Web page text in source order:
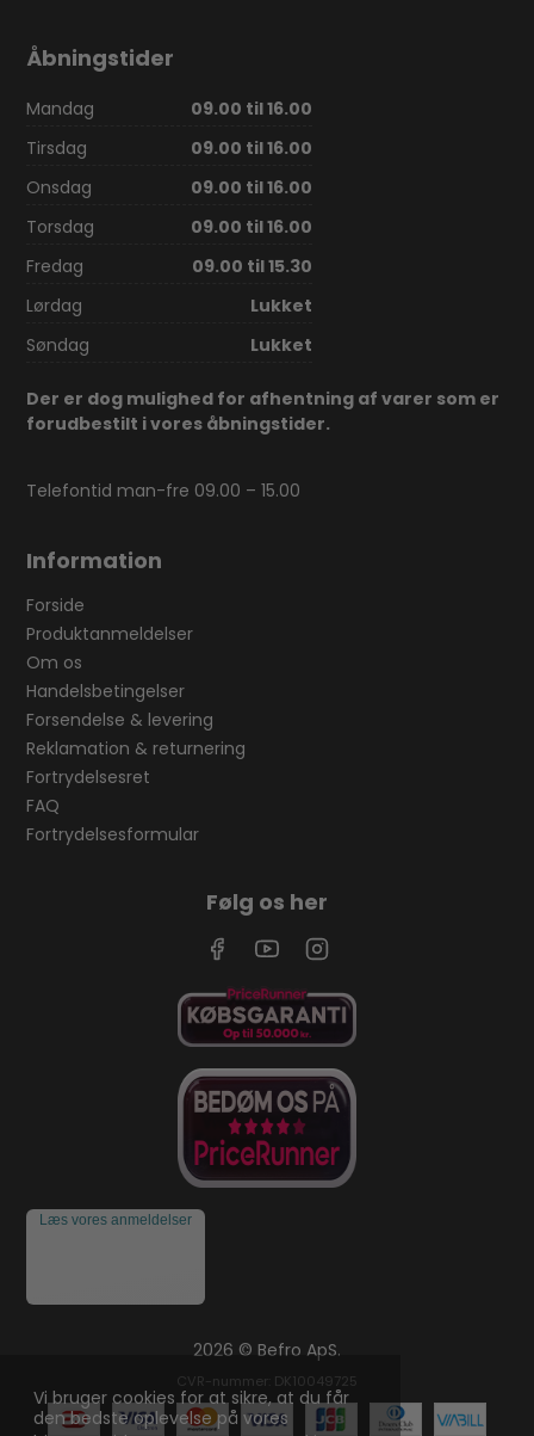
Vi bruger cookies for at sikre, at du får
den bedste oplevelse på vores
Åbningstider
Mandag
09.00 til 16.00
Tirsdag
09.00 til 16.00
Onsdag
09.00 til 16.00
Torsdag
09.00 til 16.00
Fredag
09.00 til 15.30
Lørdag
Lukket
Søndag
Lukket
Der er dog mulighed for afhentning af varer som er
forudbestilt i vores åbningstider.
Telefontid man-fre 09.00 – 15.00
Information
Forside
Produktanmeldelser
Om os
Handelsbetingelser
Forsendelse & levering
Reklamation & returnering
Fortrydelsesret
FAQ
Fortrydelsesformular
Følg os her
Læs vores anmeldelser
2026 © Befro ApS.
CVR-nummer: DK10049725